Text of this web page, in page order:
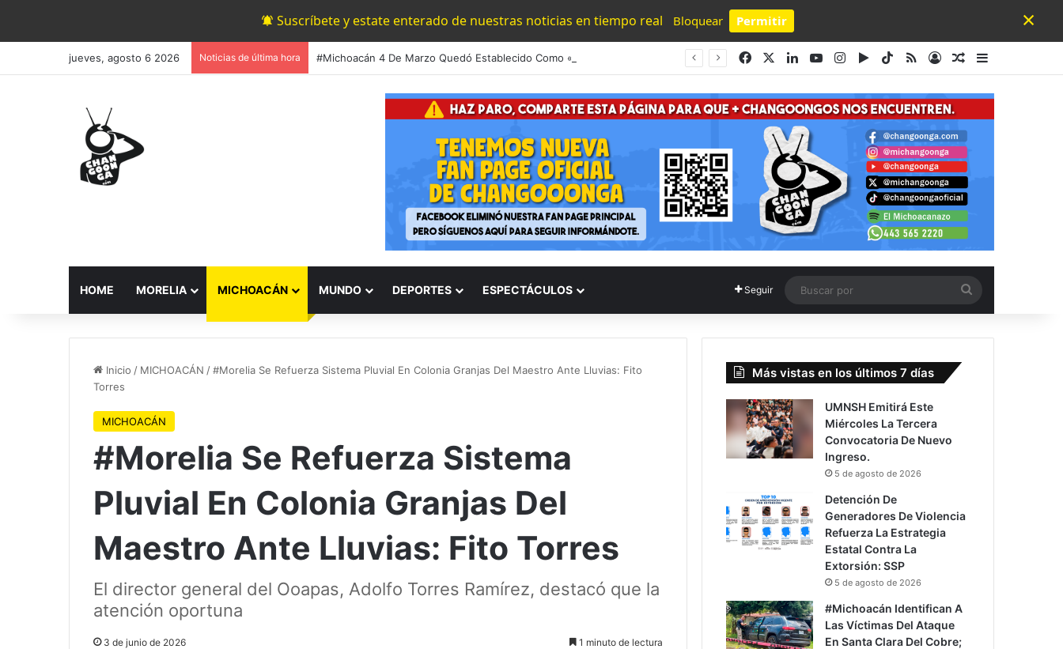
Suscríbete y estate enterado de nuestras noticias en tiempo real Bloquear Permitir
Powered by SendPulse
×
jueves, agosto 6 2026 Noticias de última hora FacebookLinkedInYouTubeInstagram
Google Play
TikTok
RSSAccesoPublicación al
Barra lateral
HOME MORELIA MICHOACÁN MUNDO DEPORTES ESPECTÁCULOS Seguir
por
Inicio / MICHOACÁN /#Morelia Se Refuerza Sistema Pluvial En Colonia Granjas Del Maestro Ante Lluvias: Fito
Torres
MICHOACÁN
#Morelia Se Refuerza Sistema
Pluvial En Colonia Granjas Del
Maestro Ante Lluvias: Fito Torres
El director general del Ooapas, Adolfo Torres Ramírez, destacó que la
atención oportuna
3 de junio de 2026 1 minuto de lectura
Más vistas en los últimos 7 días
UMNSH Emitirá Este
Miércoles La Tercera
Convocatoria De Nuevo
Ingreso.
5 de agosto de 2026
Detención De
Generadores De Violencia
Refuerza La Estrategia
Estatal Contra La
Extorsión: SSP
5 de agosto de 2026
#Michoacán Identifican A
Las Víctimas Del Ataque
En Santa Clara Del Cobre;